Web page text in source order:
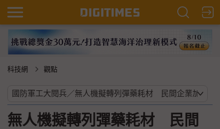
科技網 觀點
無人機擬轉列彈藥耗材 民間